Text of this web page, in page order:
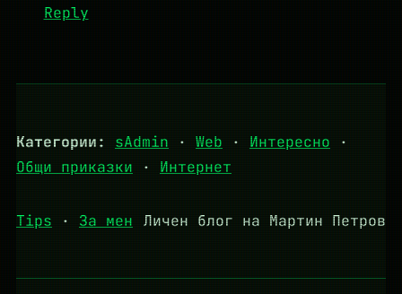
Reply
Категории: sAdmin · Web · Интересно ·
Общи приказки · Интернет
Tips · За мен Личен блог на Мартин Петров